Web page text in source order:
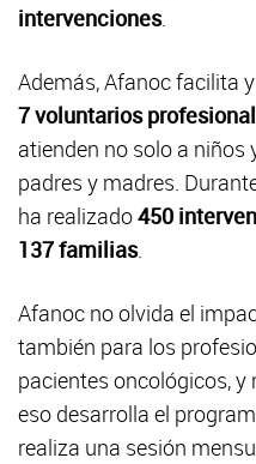
intervenciones.
Además, Afanoc facilita
7 voluntarios
atienden no solo a niños
padres y madres.
ha realizado450
137 familias.
Afanoc no olvida el
también para los
pacientes oncológicos,
eso desarrolla el
realiza una sesión